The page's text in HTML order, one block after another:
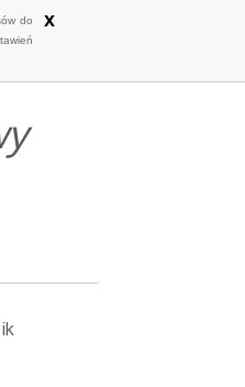
do
x